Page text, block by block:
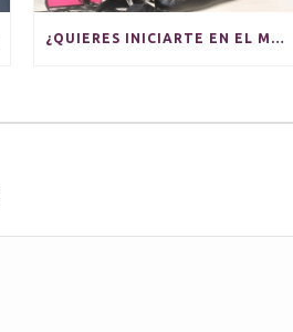
¿QUIERES INICIARTE EN EL MUNDO BDSM?